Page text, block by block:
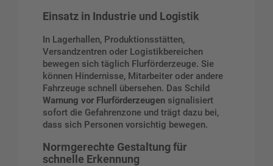
Einsatz in Industrie und Logistik
In Lagerhallen, Produktionsstätten,
Versandzentren oder Logistikbereichen
bewegen sich täglich Flurförderzeuge. Sie
können Hindernisse, Mitarbeiter oder andere
Fahrzeuge schnell übersehen. Das Schild
Warnung vor Flurförderzeugen signalisiert
sofort die Gefahrenzone und trägt dazu bei,
dass sich Personen vorsichtig bewegen.
Normgerechte Gestaltung für
schnelle Erkennung